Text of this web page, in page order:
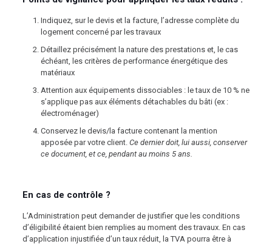
Indiquez, sur le devis et la facture, l’adresse complète du
logement concerné par les travaux
Détaillez précisément la nature des prestations et, le cas
échéant, les critères de performance énergétique des
matériaux
Attention aux équipements dissociables : le taux de 10 % ne
s’applique pas aux éléments détachables du bâti (ex :
électroménager)
Conservez le devis/la facture contenant la mention
apposée par votre client. Ce dernier doit, lui aussi, conserver
ce document, et ce, pendant au moins 5 ans.
En cas de contrôle ?
L’Administration peut demander de justifier que les conditions
d’éligibilité étaient bien remplies au moment des travaux. En cas
d’application injustifiée d’un taux réduit, la TVA pourra être à